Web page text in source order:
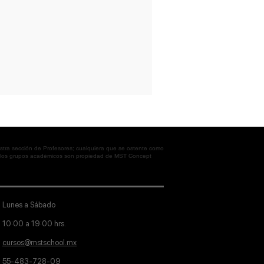
sección de Profesores; cualquiera que se ostente como
grupos académicos son propiedad de MST Concept
Lunes a Sábado
10:00 a 19:00 hrs.
cursos@mstschool.mx
55-483-728-09